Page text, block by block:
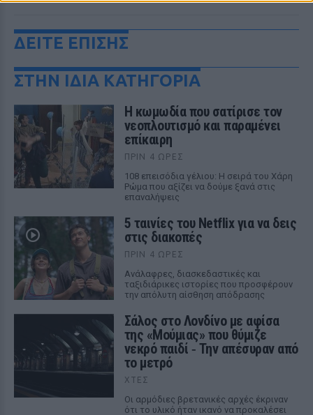
ΔΕΙΤΕ ΕΠΙΣΗΣ
ΣΤΗΝ ΙΔΙΑ ΚΑΤΗΓΟΡΙΑ
Η κωμωδία που σατίρισε τον
νεοπλουτισμό και παραμένει
επίκαιρη
ΠΡΙΝ 4 ΏΡΕΣ
108 επεισόδια γέλιου: Η σειρά του Χάρη
Ρώμα που αξίζει να δούμε ξανά στις
επαναλήψεις
5 ταινίες του Netflix για να δεις
στις διακοπές
ΠΡΙΝ 4 ΏΡΕΣ
Aνάλαφρες, διασκεδαστικές και
ταξιδιάρικες ιστορίες που προσφέρουν
την απόλυτη αίσθηση απόδρασης
Σάλος στο Λονδίνο με αφίσα
της «Μούμιας» που θύμιζε
νεκρό παιδί ‑ Την απέσυραν από
το μετρό
ΧΤΕΣ
Οι αρμόδιες βρετανικές αρχές έκριναν
ότι το υλικό ήταν ικανό να προκαλέσει